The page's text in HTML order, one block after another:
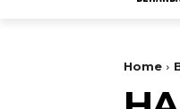
Home